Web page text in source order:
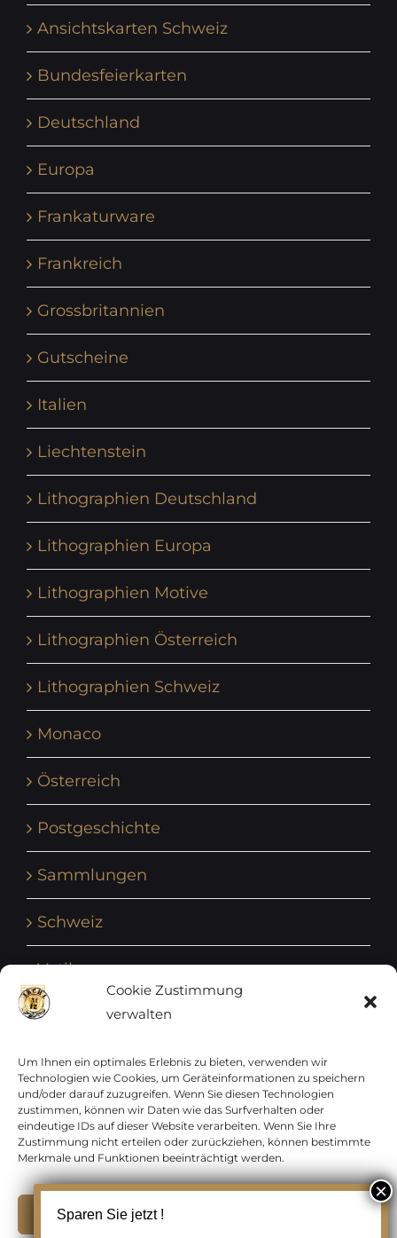
Cookie Zustimmung
verwalten
Um Ihnen ein optimales Erlebnis zu bieten, verwenden wir
Technologien wie Cookies, um Geräteinformationen zu speichern
und/oder darauf zuzugreifen. Wenn Sie diesen Technologien
zustimmen, können wir Daten wie das Surfverhalten oder
eindeutige IDs auf dieser Website verarbeiten. Wenn Sie Ihre
Zustimmung nicht erteilen oder zurückziehen, können bestimmte
Merkmale und Funktionen beeinträchtigt werden.
Ansichtskarten Schweiz
Bundesfeierkarten
Deutschland
Europa
Frankaturware
Frankreich
Grossbritannien
Gutscheine
Italien
Liechtenstein
Lithographien Deutschland
Lithographien Europa
Lithographien Motive
Lithographien Österreich
Lithographien Schweiz
Monaco
Österreich
Postgeschichte
Sammlungen
Schweiz
Vatikan
Vereinte Nationen
Vorphilatelie
Zensurbelege Österreich
Zensurbelege Schweiz
Sparen Sie jetzt !